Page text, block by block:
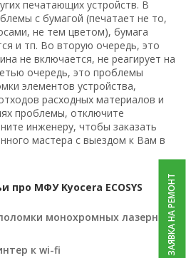
печатающих устройств. В
с бумагой (печатает не то,
не тем цветом), бумага
и тп. Во вторую очередь, это
не включается, не реагирует на
очередь, это проблемы
элементов устройства,
расходных материалов и
проблемы, отключите
инженеру, чтобы заказать
мастера с выездом к Вам в
МФУ Kyocera ECOSYS
монохромных лазерных
к wi-fi
ЗАЯВКА НА РЕМОНТ